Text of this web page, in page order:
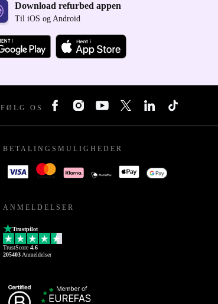
Download refurbed appen
Til iOS og Android
FØLG OS
BETALINGSMULIGHEDER
ANMELDELSER
Trustpilot
TrustScore 4.6
205403 Anmeldelser